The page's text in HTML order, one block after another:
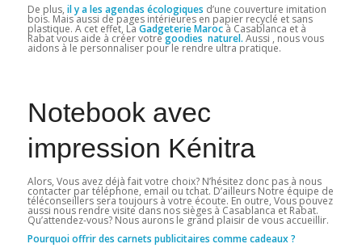
De plus, il y a les agendas écologiques d’une couverture imitation
bois. Mais aussi de pages intérieures en papier recyclé et sans
plastique. A cet effet, La Gadgeterie Marocà Casablanca et à
Rabat vous aide à créer votregoodies naturel. Aussi , nous vous
aidons à le personnaliser pour le rendre ultra pratique.
Notebook avec
impression Kénitra
Alors, Vous avez déjà fait votre choix? N’hésitez donc pas à nous
contacter par téléphone, email ou tchat. D’ailleurs Notre équipe de
téléconseillers sera toujours à votre écoute. En outre, Vous pouvez
aussi nous rendre visite dans nos sièges à Casablanca et Rabat.
Qu’attendez-vous? Nous aurons le grand plaisir de vous accueillir.
Pourquoi offrir des carnets publicitaires comme cadeaux ?